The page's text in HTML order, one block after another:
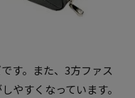
す。また、3方ファス
やすくなっています。